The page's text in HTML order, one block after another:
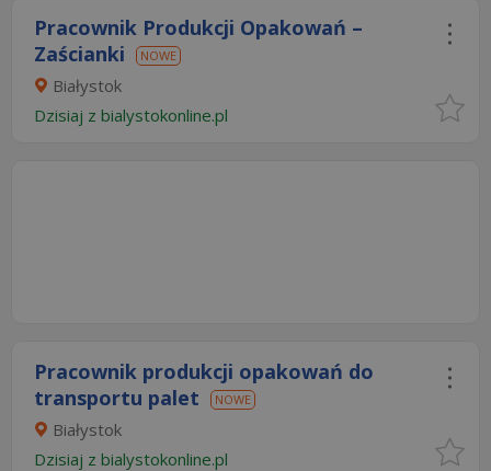
Pracownik Produkcji Opakowań –
Zaścianki
NOWE
Białystok
Dzisiaj z bialystokonline.pl
Pracownik produkcji opakowań do
transportu palet
NOWE
Białystok
Dzisiaj z bialystokonline.pl